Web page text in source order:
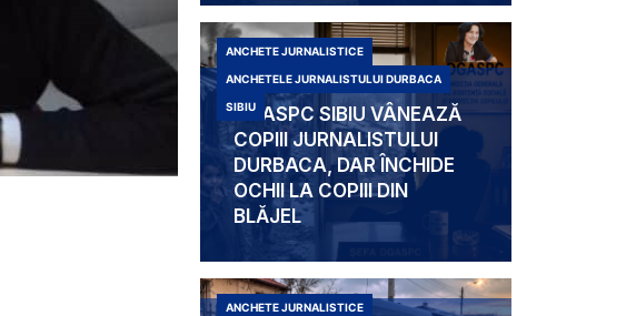
DGASPC SIBIU VÂNEAZĂ
COPIII JURNALISTULUI
DURBACA, DAR ÎNCHIDE
OCHII LA COPIII DIN
BLĂJEL
ANCHETE JURNALISTICE
ANCHETELE JURNALISTULUI DURBACA
SIBIU
ANCHETE JURNALISTICE